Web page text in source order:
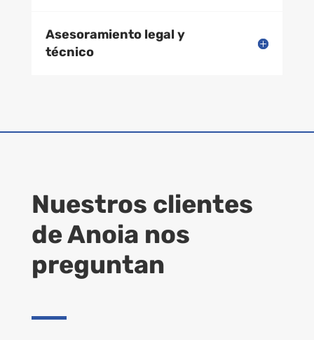
Asesoramiento legal y
técnico
Nuestros clientes
de Anoia nos
preguntan